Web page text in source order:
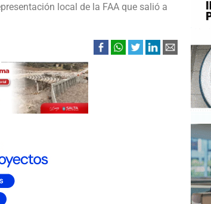
local de la FAA que salió a